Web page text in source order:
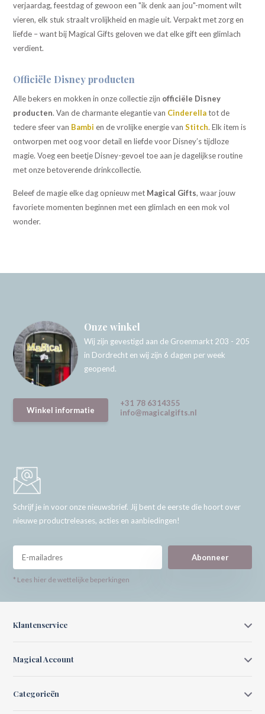
verjaardag, feestdag of gewoon een "ik denk aan jou"-moment wilt
vieren, elk stuk straalt vrolijkheid en magie uit. Verpakt met zorg en
liefde – want bij Magical Gifts geloven we dat elke gift een glimlach
verdient.
Officiële Disney producten
Alle bekers en mokken in onze collectie zijn officiële Disney
producten. Van de charmante elegantie van Cinderellatot de
tedere sfeer van Bambi en de vrolijke energie vanStitch. Elk item is
ontworpen met oog voor detail en liefde voor Disney’s tijdloze
magie. Voeg een beetje Disney-gevoel toe aan je dagelijkse routine
met onze betoverende drinkcollectie.
Beleef de magie elke dag opnieuw met Magical Gifts, waar jouw
favoriete momenten beginnen met een glimlach en een mok vol
wonder.
Onze winkel
Wij zijn gevestigd aan de Groenmarkt 203 - 205
in Dordrecht en wij zijn 6 dagen per week
geopend.
Winkel informatie
+31 78 6314355
info@magicalgifts.nl
Schrijf je in voor onze nieuwsbrief. Jij bent de eerste die hoort over
nieuwe productreleases, acties en aanbiedingen!
Abonneer
* Lees hier de wettelijke beperkingen
Klantenservice
Magical Account
Categorieën